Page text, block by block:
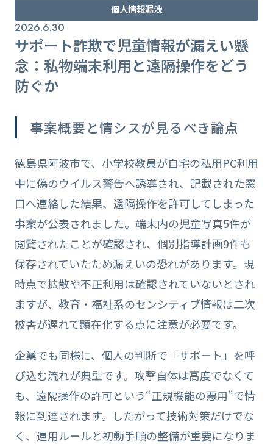
個人情報漏洩
2026.6.30
サポート詐欺で児童情報が漏えい懸
念：私物端末利用と遠隔操作をどう
防ぐか
事案概要と情シスが見るべき論点
徳島県阿波市で、小学校教員が自宅の私用PC利用
中に偽のウイルス警告へ誘導され、記載された窓
口へ連絡した結果、遠隔操作を許可してしまった
事案が公表されました。端末内の児童写真5件が
閲覧されたことが確認され、個別指導計画9件も
保存されていたため漏えいの恐れがあります。現
時点で拡散や不正利用は確認されていないとされ
ますが、教育・福祉系のセンシティブ情報は二次
被害が遅れて顕在化する点に注意が必要です。
企業でも同様に、個人の判断で「サポート」を呼
び込む流れが典型です。攻撃自体は高度でなくて
も、遠隔操作の許可という“正規機能の悪用”で情
報に到達されます。したがって技術対策だけでな
く、運用ルールと初動手順の整備が重要になりま